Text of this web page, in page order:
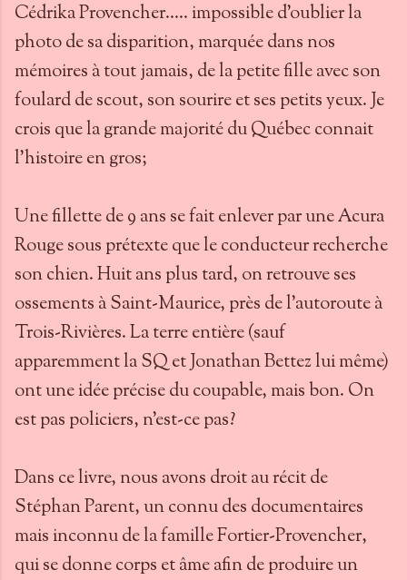
Cédrika Provencher..... impossible d'oublier la
photo de sa disparition, marquée dans nos
mémoires à tout jamais, de la petite fille avec son
foulard de scout, son sourire et ses petits yeux. Je
crois que la grande majorité du Québec connait
l'histoire en gros;
Une fillette de 9 ans se fait enlever par une Acura
Rouge sous prétexte que le conducteur recherche
son chien. Huit ans plus tard, on retrouve ses
ossements à Saint-Maurice, près de l'autoroute à
Trois-Rivières. La terre entière (sauf
apparemment la SQ et Jonathan Bettez lui même)
ont une idée précise du coupable, mais bon. On
est pas policiers, n'est-ce pas?
Dans ce livre, nous avons droit au récit de
Stéphan Parent, un connu des documentaires
mais inconnu de la famille Fortier-Provencher,
qui se donne corps et âme afin de produire un